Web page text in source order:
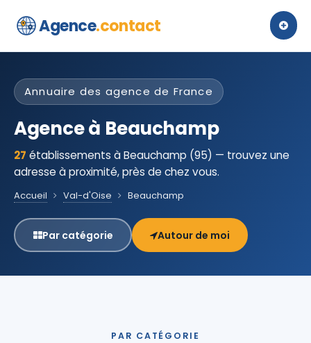
Agence.contact
Annuaire des agence de France
Agence à Beauchamp
27 établissements à Beauchamp (95) — trouvez une
adresse à proximité, près de chez vous.
Accueil Val-d'Oise Beauchamp
Par catégorie Autour de moi
PAR CATÉGORIE